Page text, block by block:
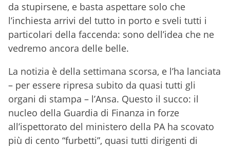
da stupirsene, e basta aspettare solo che
l’inchiesta arrivi del tutto in porto e sveli tutti i
particolari della faccenda: sono dell’idea che ne
vedremo ancora delle belle.
La notizia è della settimana scorsa, e l’ha lanciata
– per essere ripresa subito da quasi tutti gli
organi di stampa – l’Ansa. Questo il succo: il
nucleo della Guardia di Finanza in forze
all’ispettorato del ministero della PA ha scovato
più di cento “furbetti”, quasi tutti dirigenti di